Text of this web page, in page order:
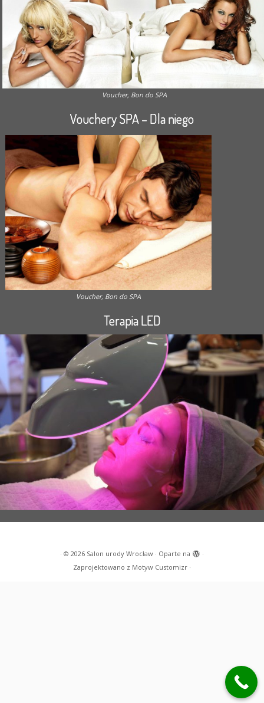
Voucher, Bon do SPA
Vouchery SPA – Dla niego
Voucher, Bon do SPA
Terapia LED
· © 2026 Salon urody Wrocław · Oparte na
·
Zaprojektowano z Motyw Customizr ·